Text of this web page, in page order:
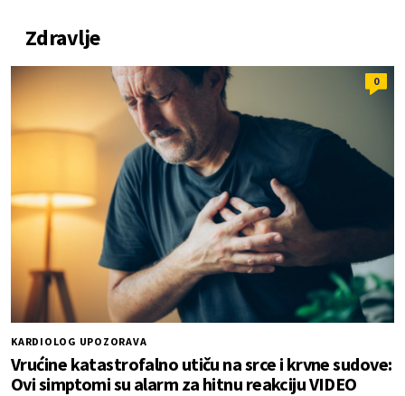
Zdravlje
0
KARDIOLOG UPOZORAVA
Vrućine katastrofalno utiču na srce i krvne sudove:
Ovi simptomi su alarm za hitnu reakciju VIDEO